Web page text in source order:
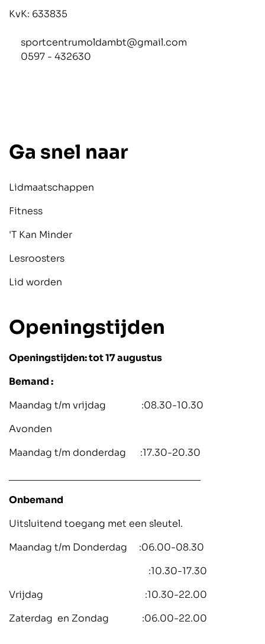
KvK: 633835
sportcentrumoldambt@gmail.com
0597 - 432630
Ga snel naar
Lidmaatschappen
Fitness
'T Kan Minder
Lesroosters
Lid worden
Openingstijden
Openingstijden: tot 17 augustus
Bemand :
Maandag t/m vrijdag :08.30-10.30
Avonden
Maandag t/m donderdag :17.30-20.30
Onbemand
Uitsluitend toegang met een sleutel.
Maandag t/m Donderdag :06.00-08.30
:10.30-17.30
Vrijdag :10.30-22.00
Zaterdag en Zondag :06.00-22.00